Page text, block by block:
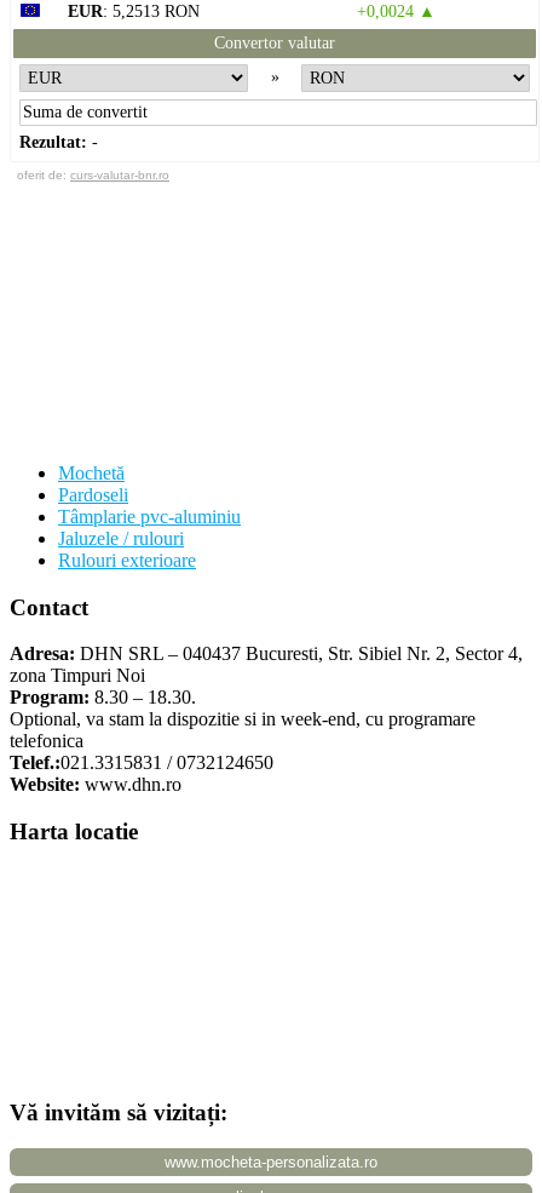
EUR: 5,2513 RON
+0,0024 ▲
Convertor valutar
»
Rezultat: -
oferit de: curs-valutar-bnr.ro
Mochetă
Pardoseli
Tâmplarie pvc-aluminiu
Jaluzele / rulouri
Rulouri exterioare
Contact
Adresa: DHN SRL – 040437 Bucuresti, Str. Sibiel Nr. 2, Sector 4,
zona Timpuri Noi
Program: 8.30 – 18.30.
Optional, va stam la dispozitie si in week-end, cu programare
telefonica
Telef.:021.3315831 / 0732124650
Website: www.dhn.ro
Harta locatie
Vă invităm să vizitați:
www.mocheta-personalizata.ro